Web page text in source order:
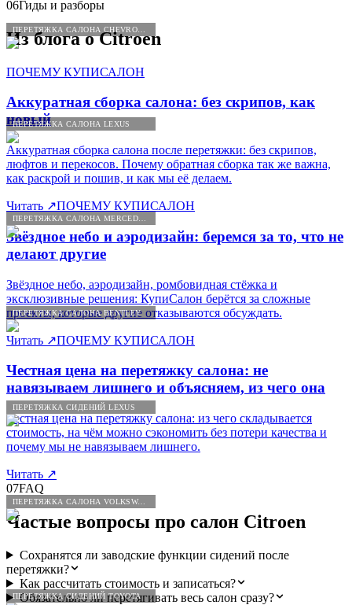
ПЕРЕТЯЖКА САЛОНА LEXUS
ПЕРЕТЯЖКА САЛОНА BENTLEY
ПЕРЕТЯЖКА СИДЕНИЙ LEXUS
ПЕРЕТЯЖКА САЛОНА VOLKSWAGEN
ПЕРЕТЯЖКА СИДЕНИЙ TOYOTA
06Гиды и разборы
Из блога оCitroen
ПОЧЕМУ КУПИСАЛОН
Аккуратная сборка салона: без скрипов, как
новый
Аккуратная сборка салона после перетяжки: без скрипов,
люфтов и перекосов. Почему обратная сборка так же важна,
как раскрой и пошив, и как мы её делаем.
Читать ↗ПОЧЕМУ КУПИСАЛОН
Звёздное небо и аэродизайн: беремся за то, что не
делают другие
Звёздное небо, аэродизайн, ромбовидная стёжка и
эксклюзивные решения: КупиСалон берётся за сложные
проекты, которые другие отказываются обсуждать.
Читать ↗ПОЧЕМУ КУПИСАЛОН
Честная цена на перетяжку салона: не
навязываем лишнего и объясняем, из чего она
Честная цена на перетяжку салона: из чего складывается
стоимость, на чём можно сэкономить без потери качества и
почему мы не навязываем лишнего.
Читать ↗
07FAQ
Частые вопросы про салон Citroen
Сохранятся ли заводские функции сидений после
перетяжки?
Как рассчитать стоимость и записаться?
Обязательно ли перетягивать весь салон сразу?